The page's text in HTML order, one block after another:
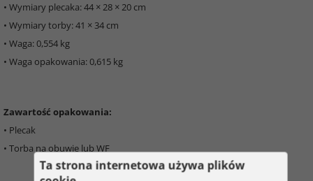
• Wymiary plecaka: 44 × 28 × 20 cm
• Wymiary torby: 41 × 34 cm
• Waga: 0,554 kg
• Waga opakowania: 0,615 kg
Zawartość opakowania:
• Plecak
• Torba na obuwie lub WF
Ta strona internetowa używa plików